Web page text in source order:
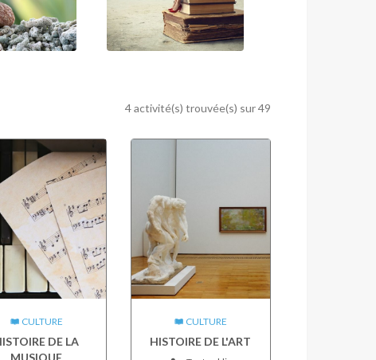
4 activité(s) trouvée(s) sur 49
CULTURE
DE LA
MUSIQUE
CULTURE
HISTOIRE DE L'ART